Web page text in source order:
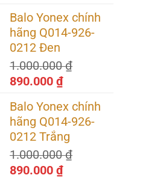
là:
3.200.000 ₫.
tại
là:
Balo Yonex chính
hãng Q014-926-
0212 Đen
1.000.000₫
Giá
là:
1.000.000 ₫.
890.000₫Giá
tại
là:
890.000 ₫.
Balo Yonex chính
hãng Q014-926-
0212 Trắng
1.000.000₫
Giá
890.000₫Giá